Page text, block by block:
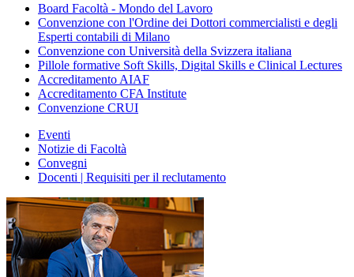
Board Facoltà - Mondo del Lavoro
Convenzione con l'Ordine dei Dottori commercialisti e degli
Esperti contabili di Milano
Convenzione con Università della Svizzera italiana
Pillole formative Soft Skills, Digital Skills e Clinical Lectures
Accreditamento AIAF
Accreditamento CFA Institute
Convenzione CRUI
Eventi
Notizie di Facoltà
Convegni
Docenti | Requisiti per il reclutamento